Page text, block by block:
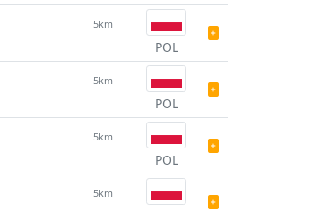
5km
POL
5km
POL
5km
POL
5km